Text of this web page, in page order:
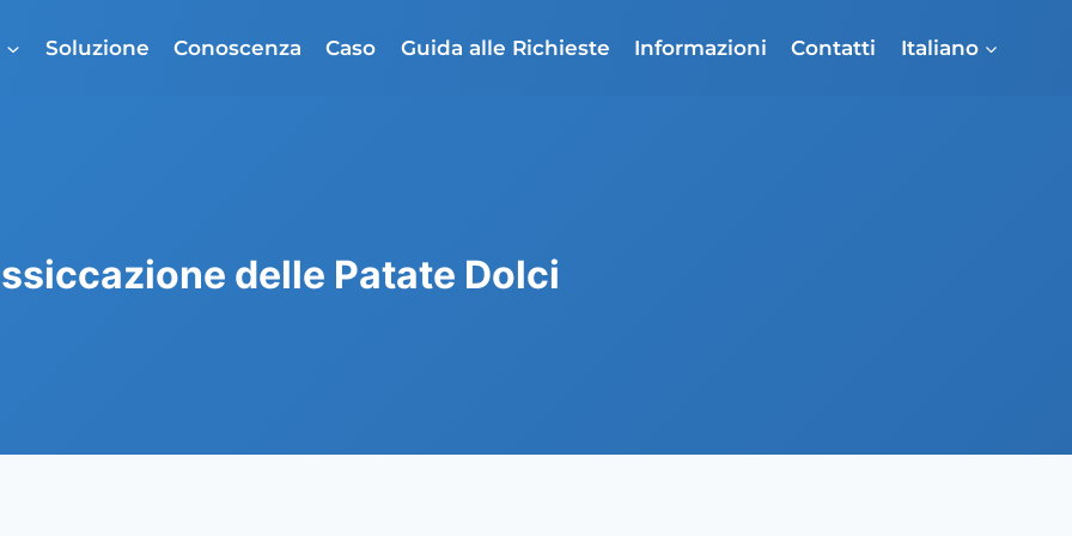
Soluzione Conoscenza Caso Guida alle Richieste Informazioni Contatti Italiano
delle Patate Dolci